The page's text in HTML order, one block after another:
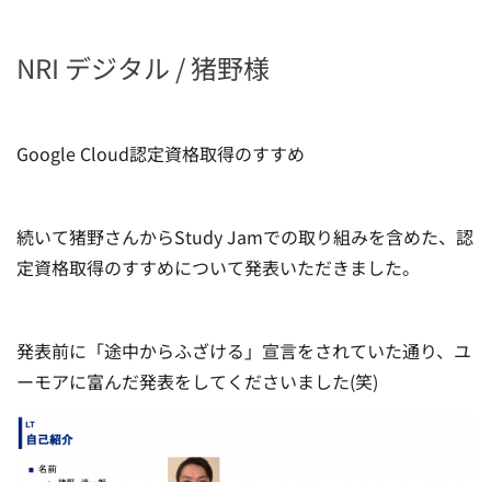
NRI デジタル / 猪野様
Google Cloud認定資格取得のすすめ
続いて猪野さんからStudy Jamでの取り組みを含めた、認
定資格取得のすすめについて発表いただきました。
発表前に「途中からふざける」宣言をされていた通り、ユ
ーモアに富んだ発表をしてくださいました(笑)